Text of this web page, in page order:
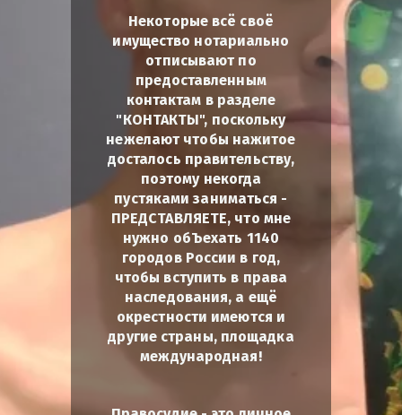
Некоторые всё своё
имущество нотариально
отписывают по
предоставленным
контактам в разделе
"КОНТАКТЫ", поскольку
нежелают чтобы нажитое
досталось правительству,
поэтому некогда
пустяками заниматься -
ПРЕДСТАВЛЯЕТЕ, что мне
нужно обЪехать 1140
городов России в год,
чтобы вступить в права
наследования, а ещё
окрестности имеются и
другие страны, площадка
международная!